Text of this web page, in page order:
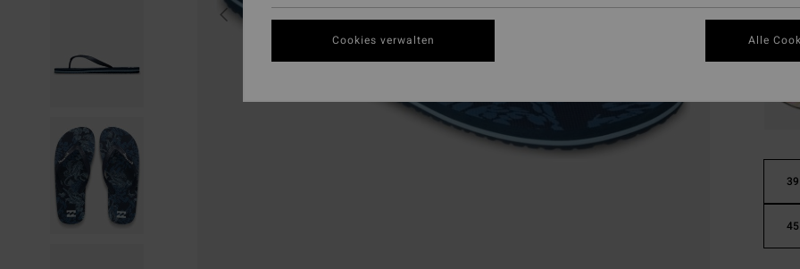
39
45
Cookies verwalten Alle